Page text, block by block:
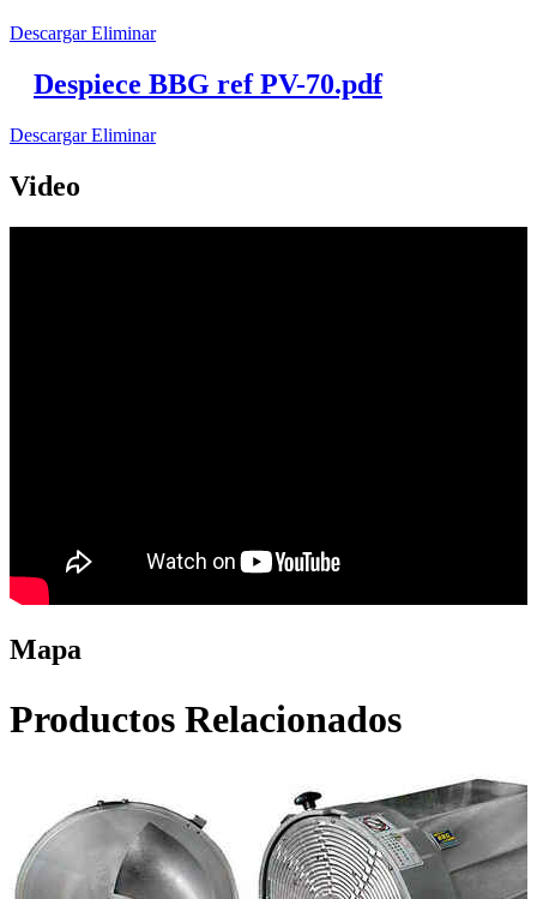
DescargarEliminar
Despiece BBG ref PV-70.pdf
DescargarEliminar
Video
Mapa
Productos Relacionados